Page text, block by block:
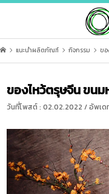
แนะนำผลิตภัณฑ์ กิจกรรม ขอ
ของไหว้ตรุษจีน ขน
วันที่โพสต์ : 02.02.2022 / อัพเด